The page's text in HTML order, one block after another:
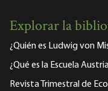
Explorar la
¿Quién es Ludwig von
¿Qué es la Escuela
Revista Trimestral de